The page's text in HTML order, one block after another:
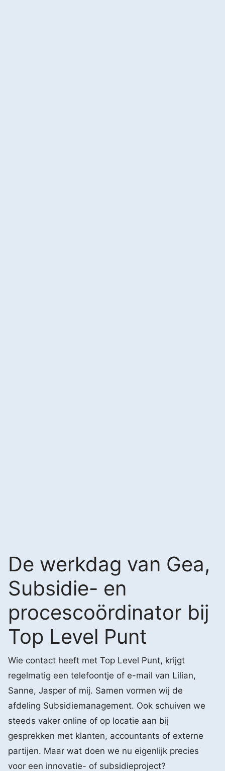
De werkdag van Gea,
Subsidie- en
procescoördinator bij
Top Level Punt
Wie contact heeft met Top Level Punt, krijgt
regelmatig een telefoontje of e-mail van Lilian,
Sanne, Jasper of mij. Samen vormen wij de
afdeling Subsidiemanagement. Ook schuiven we
steeds vaker online of op locatie aan bij
gesprekken met klanten, accountants of externe
partijen. Maar wat doen we nu eigenlijk precies
voor een innovatie- of subsidieproject?